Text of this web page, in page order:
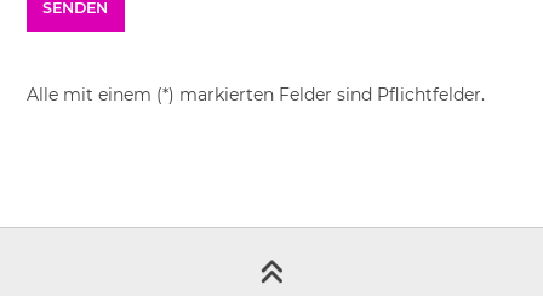
Alle mit einem (*) markierten Felder sind Pflichtfelder.